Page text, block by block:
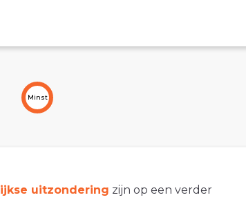
Minst
uitzondering zijn op een verder